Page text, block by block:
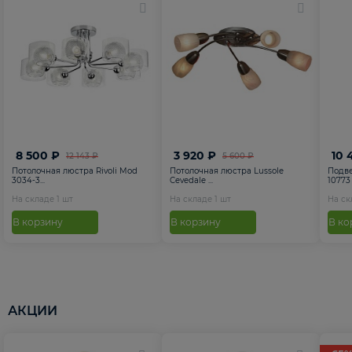
12 143 ₽
8 500 ₽
Потолочная люстра Rivoli Mod
3034-3...
На складе 1 шт
В корзину
5 600 ₽
3 920 ₽
Потолочная люстра Lussole
Cevedale ...
На складе 1 шт
В корзину
10
10773
На
В
АКЦИИ